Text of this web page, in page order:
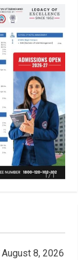
August 8, 2026